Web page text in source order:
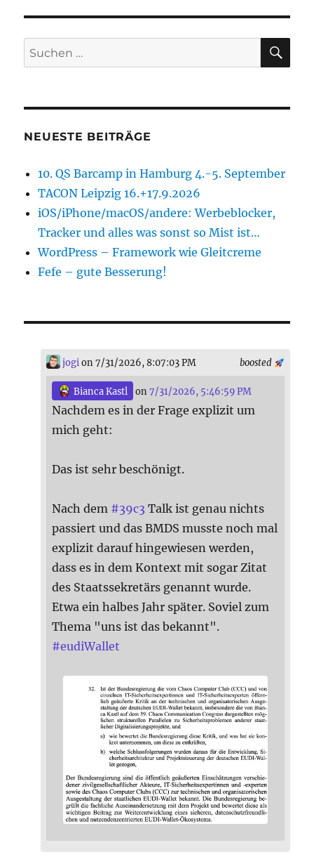
Suchen
nach:
NEUESTE BEITRÄGE
10. QS Barcamp in Hamburg 4.-5. September
TACON Leipzig 16.+17.9.2026
iOS/iPhone/macOS/andere: Werbeblocker,
Tracker und alles was sonst so Mist ist…
WordPress – Framework wie Gleitcreme
Fefe – gute Besserung!
boosted
jogion 7/31/2026, 8:07:03 PM
Bianca Kastl on7/31/2026, 5:46:59 PM
Nachdem es in der Frage explizit um
mich geht:
Das ist sehr beschönigt.
Nach dem #39c3 Talk ist genau nichts
passiert und das BMDS musste noch mal
explizit darauf hingewiesen werden,
dass es in dem Kontext mit sogar Zitat
des Staatssekretärs genannt wurde.
Etwa ein halbes Jahr später. Soviel zum
Thema "uns ist das bekannt".
#eudiWallet